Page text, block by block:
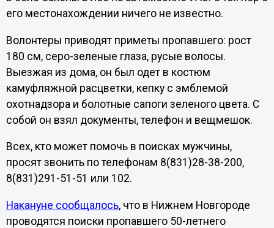
его местонахождении ничего не известно.
Волонтеры приводят приметы пропавшего: рост
180 см, серо-зеленые глаза, русые волосы.
Выезжая из дома, он был одет в костюм
камуфляжной расцветки, кепку с эмблемой
охотнадзора и болотные сапоги зеленого цвета. С
собой он взял документы, телефон и вещмешок.
Всех, кто может помочь в поисках мужчины,
просят звонить по телефонам 8(831)28-38-200,
8(831)291-51-51 или 102.
Накануне сообщалось, что в Нижнем Новгороде
проводятся поиски пропавшего 50-летнего